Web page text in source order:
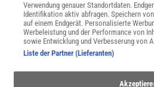
Verwendung genauer Standortdaten.
Identifikation aktiv abfragen. Speichern
auf einem Endgerät. Personalisierte
Werbeleistung und der Performance von
sowie Entwicklung und Verbesserung von
Liste der Partner (Lieferanten)